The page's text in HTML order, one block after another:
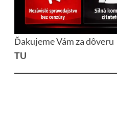
Ďakujeme Vám za dôveru
TU